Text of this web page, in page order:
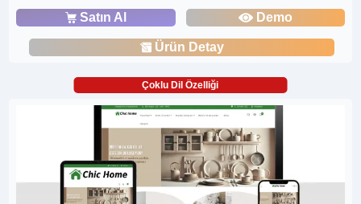
Satın Al Demo
Ürün Detay
Çoklu Dil Özelliği